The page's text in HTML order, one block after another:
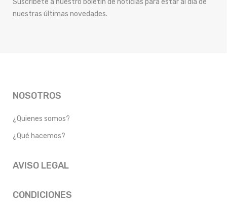
Suscríbete a nuestro boletín de noticias para estar al día de
nuestras últimas novedades.
NOSOTROS
¿Quienes somos?
¿Qué hacemos?
AVISO LEGAL
CONDICIONES